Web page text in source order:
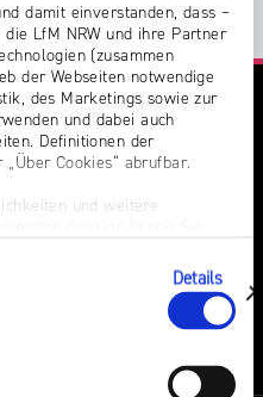
damit einverstanden, dass –
LfM NRW und ihre Partner
(zusammen
der Webseiten notwendige
des Marketings sowie zur
und dabei auch
Definitionen der
Cookies“ abrufbar.
und weitere
aufgerufen
Einwilligung jederzeit mit
Die vollständige Ablehnung
Button „Nur notwendige
Details
zeigen
Mail